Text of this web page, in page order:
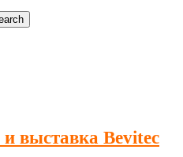
выставка Bevitec